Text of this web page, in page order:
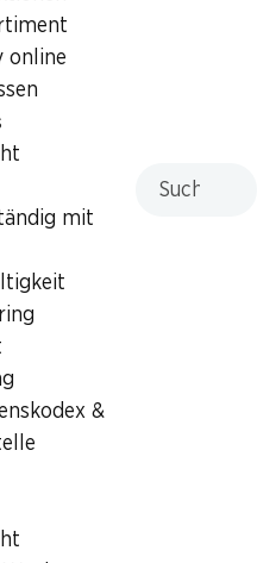
online
mit
&
schont
gesunden und
der Verarbeitung von Bio-
Zusatzstoffe als bei